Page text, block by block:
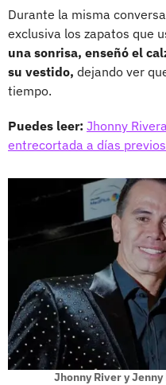
Durante la misma
exclusiva los zapatos que
una sonrisa, enseñó el
su vestido, dejando ver
tiempo.
Puedes leer: Jhonny
entrecortada a días
Jhonny River y Jenny